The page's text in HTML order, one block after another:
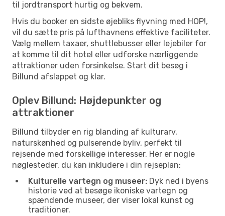
til jordtransport hurtig og bekvem.
Hvis du booker en sidste øjebliks flyvning med HOP!,
vil du sætte pris på lufthavnens effektive faciliteter.
Vælg mellem taxaer, shuttlebusser eller lejebiler for
at komme til dit hotel eller udforske nærliggende
attraktioner uden forsinkelse. Start dit besøg i
Billund afslappet og klar.
Oplev Billund: Højdepunkter og
attraktioner
Billund tilbyder en rig blanding af kulturarv,
naturskønhed og pulserende byliv, perfekt til
rejsende med forskellige interesser. Her er nogle
nøglesteder, du kan inkludere i din rejseplan:
Kulturelle vartegn og museer: Dyk ned i byens
historie ved at besøge ikoniske vartegn og
spændende museer, der viser lokal kunst og
traditioner.